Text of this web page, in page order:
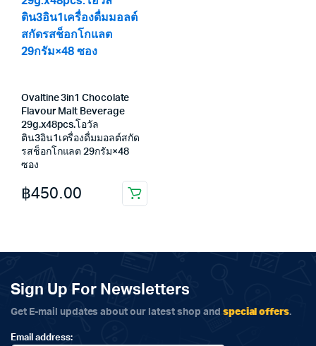
Ovaltine 3in1 Chocolate
Flavour Malt Beverage
29g.x48pcs.โอวัล
ติน3อิน1เครื่องดื่มมอลต์สกัด
รสช็อกโกแลต 29กรัม×48
ซอง
฿450.00
Sign Up For Newsletters
Get E-mail updates about our latest shop and special offers.
Email address: